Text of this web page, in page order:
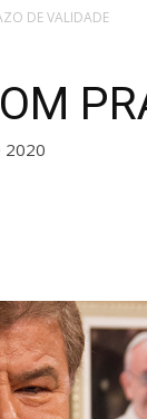
DE VALIDADE
2020